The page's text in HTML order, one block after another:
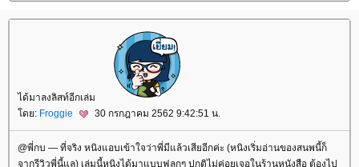
ได้มาลงลิสท์อีกเล่ม
ดย: Froggie 30 กรกฎาคม 2562 9:42:51 น.
@พี่กบ — ที่จริง หนิงแอบเข้าใจว่าพี่มีแล้วเสียอีกค่ะ (หนิงเริ่มอ่านของสนพนี้ก็
จากรีวิวพี่นี้แล) เล่มนี้หนิงได้มาแบบฟลุกๆ ปกติไม่ค่อยเจอในร้านหนังสือ ต้องไป